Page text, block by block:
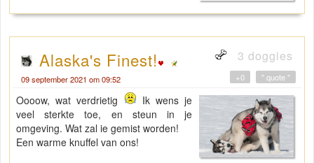
Alaska's Finest! 3 doggies
09 september 2021 om 09:52 " quote "
+0
Oooow, wat verdrietig
Ik wens je
veel sterkte toe, en steun in je
omgeving. Wat zal ie gemist worden!
Een warme knuffel van ons!